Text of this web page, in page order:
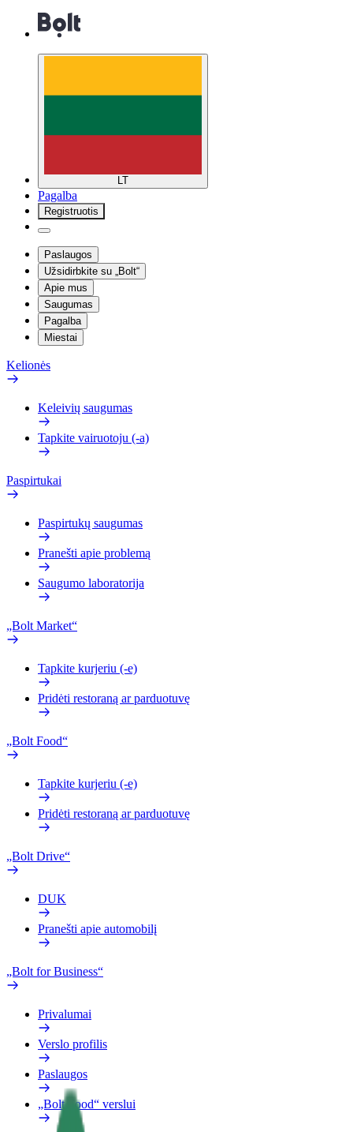
LT
Pagalba
Registruotis
Paslaugos
Užsidirbkite su „Bolt“
Apie mus
Saugumas
Pagalba
Miestai
Kelionės
Keleivių saugumas
Tapkite vairuotoju (-a)
Paspirtukai
Paspirtukų saugumas
Pranešti apie problemą
Saugumo laboratorija
„Bolt Market“
Tapkite kurjeriu (-e)
Pridėti restoraną ar parduotuvę
„Bolt Food“
Tapkite kurjeriu (-e)
Pridėti restoraną ar parduotuvę
„Bolt Drive“
DUK
Pranešti apie automobilį
„Bolt for Business“
Privalumai
Verslo profilis
Paslaugos
„Bolt Food“ verslui